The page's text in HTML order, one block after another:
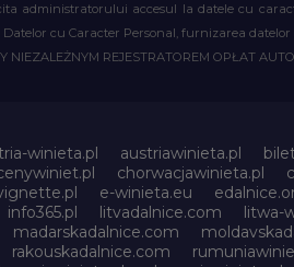
administratorului accesul la datele cu
Datelor cu Caracter Personal, furnizarea
NIEZALEŻNYM REJESTRATOREM OPŁAT
winieta.pl
austriawinieta.pl
chorwacjawinieta.pl
e-winieta.eu
info365.pl
litvadalnice.com litwa-
madarskadalnice.com
rakouskadalnice.com